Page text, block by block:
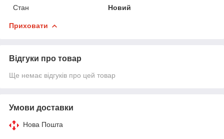
Стан Новий
Приховати
Відгуки про товар
Ще немає відгуків про цей товар
Умови доставки
Нова Пошта